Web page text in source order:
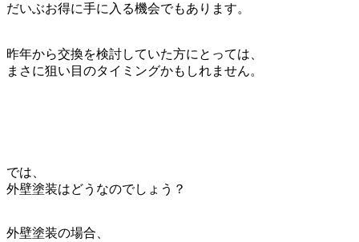
だいぶお得に手に入る機会でもあります。
昨年から交換を検討していた方にとっては、
まさに狙い目のタイミングかもしれません。
では、
外壁塗装はどうなのでしょう？
外壁塗装の場合、